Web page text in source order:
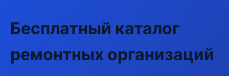
Бесплатный каталог
ремонтных организаций